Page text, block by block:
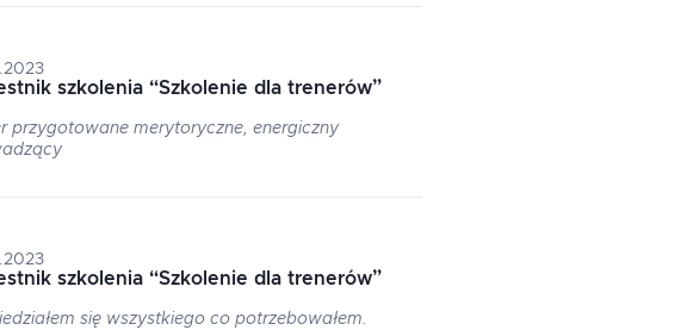
szkolenia “Szkolenie dla trenerów”
przygotowane merytoryczne, energiczny
szkolenia “Szkolenie dla trenerów”
się wszystkiego co potrzebowałem.